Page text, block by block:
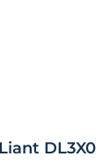
DL3X0